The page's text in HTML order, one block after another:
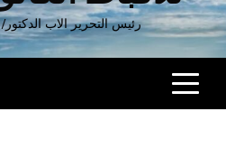
رئيس التحرير الاب